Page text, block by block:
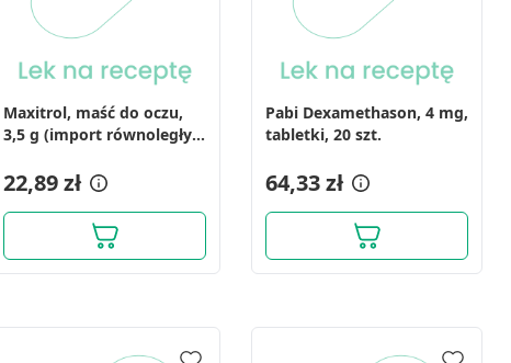
Maxitrol, maść do oczu,
3,5 g (import równoległy,
22,89 zł
Pabi Dexamethason, 4 mg,
tabletki, 20 szt.
64,33 zł